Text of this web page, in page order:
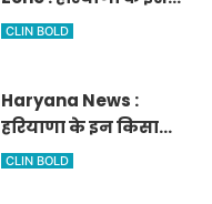
जिले में दो हजार एकड़ में
CLIN BOLD
Haryana News :
हरियाणा के इन किसानों
को सरकार देगी 10 हजार
CLIN BOLD